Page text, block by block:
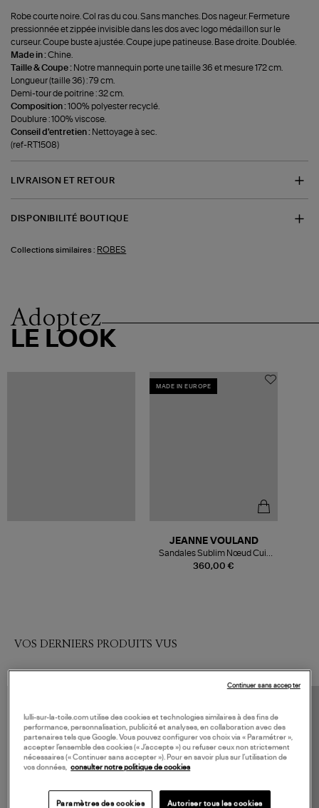
Robe courte noire. Col ras du cou. Sans manches. Dos nageur. Fermeture
pressionnée et zippée invisible dans les dos avec logo médaillon sur le
curseur. Coupe buste ajustée. Coupe jupe patineuse. Base droite. Doublée.
Made in :Chine.
Taille & Coupe : Notre mannequin porte une taille 36 et mesure 172 cm.
Longueur (taille 36) : 79 cm.
Demi-tour de poitrine : 32 cm.
Composition :100% polyester recyclé.
Doublure : 100% viscose.
Conseil d'entretien : Nettoyage à sec.
(ref-RT1508)
LIVRAISON ET RETOUR
DISPONIBILITÉ BOUTIQUE
Collections similaires : ROBES
Adoptez
LE LOOK
MADE IN EUROPE
360,00 €
JEANNE VOULAND
Sandales Sublim Nœud Cuir
Suédé Noir
VOS DERNIERS PRODUITS VUS
lulli-sur-la-toile.com utilise des cookies et technologies similaires à des fins de
performance, personnalisation, publicité et analyses, en collaboration avec des
partenaires tels que Google. Vous pouvez configurer vos choix via « Paramétrer »,
accepter l’ensemble des cookies (« J’accepte ») ou refuser ceux non strictement
nécessaires (« Continuer sans accepter »). Pour en savoir plus sur l’utilisation de
vos données,
consulter notre politique de cookies
Paramètres des cookies Autoriser tous les cookies
Continuer sans accepter